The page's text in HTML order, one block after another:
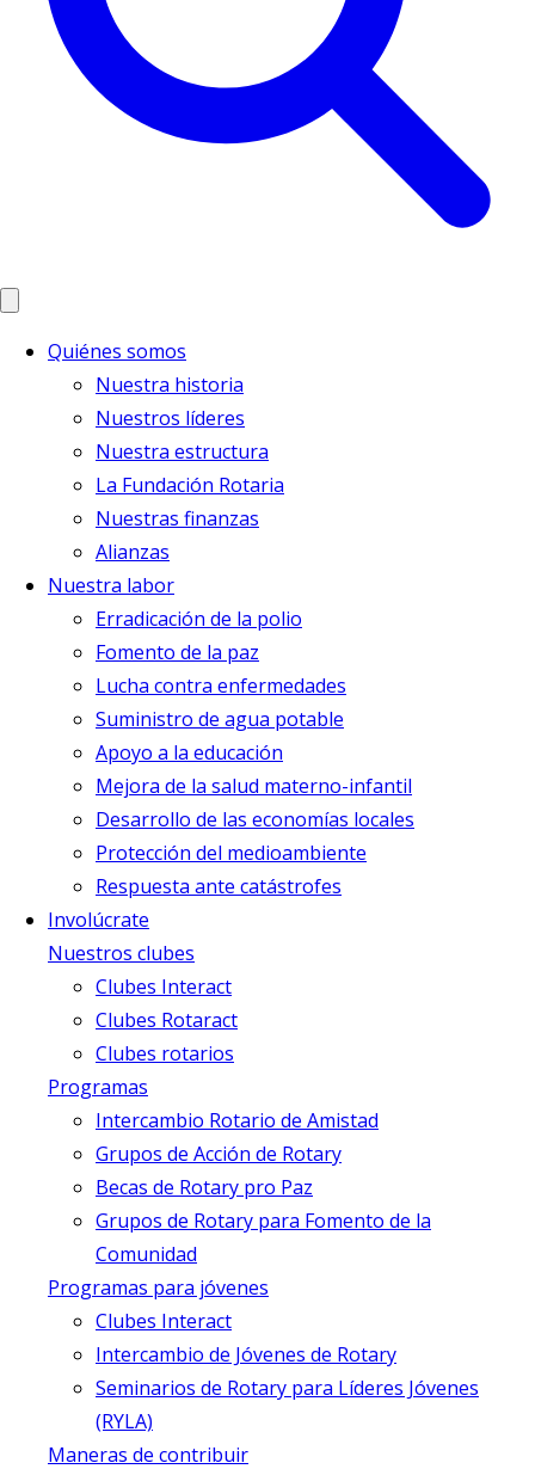
Quiénes somos
Nuestra historia
Nuestros líderes
Nuestra estructura
La Fundación Rotaria
Nuestras finanzas
Alianzas
Nuestra labor
Erradicación de la polio
Fomento de la paz
Lucha contra enfermedades
Suministro de agua potable
Apoyo a la educación
Mejora de la salud materno-infantil
Desarrollo de las economías locales
Protección del medioambiente
Respuesta ante catástrofes
Involúcrate
Nuestros clubes
Clubes Interact
Clubes Rotaract
Clubes rotarios
Programas
Intercambio Rotario de Amistad
Grupos de Acción de Rotary
Becas de Rotary pro Paz
Grupos de Rotary para Fomento de la
Comunidad
Programas para jóvenes
Clubes Interact
Intercambio de Jóvenes de Rotary
Seminarios de Rotary para Líderes Jóvenes
(RYLA)
Maneras de contribuir